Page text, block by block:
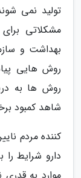
تولید نمی
مشکلاتی
بهداشت و
روش هایی
روش ها به
شاهد کمبود
کننده مردم
دارو شرایط